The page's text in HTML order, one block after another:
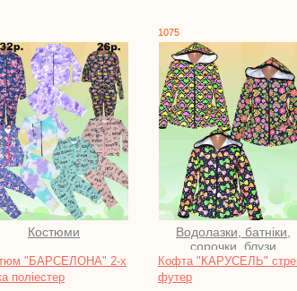
Водолазки, батніки,
Кофта "КАРУСЕЛЬ" стрейч
футер
Піжами, нічні
Нічна сорочка "КІС-
однотонний футер